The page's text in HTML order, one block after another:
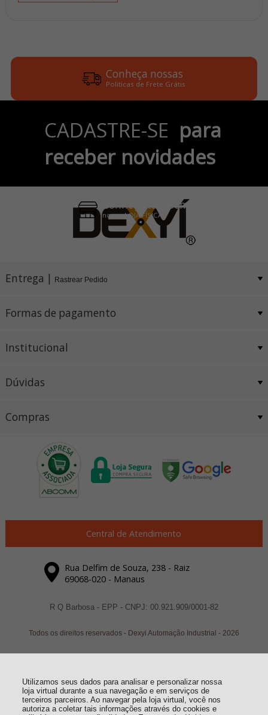
Utilizamos seus dados para analisar e personalizar nossa
loja virtual durante a sua navegação e em serviços de
terceiros parceiros. Ao navegar pela loja virtual, você nos
autoriza a coletar tais informações através do cookies e
Conheça nossas
Politicas de Frete Grátis
no Cartão de Crédito
Pix e Boleto
Conheça também
nossa LOJA FÍSICA
CADASTRE-SE para
receber novidades
Entrega | Rastrear Pedido
Formas de pagamento
Institucional
Dúvidas
Compras
Central de Atendimento
Rua Delfim de Souza, 238 - Raiz
69068-020 - Manaus
R Q Barbosa - EPP - CNPJ: 00.921.909/0001-82
Todos os direitos reservados -Dexyi Automação Industrial -2026